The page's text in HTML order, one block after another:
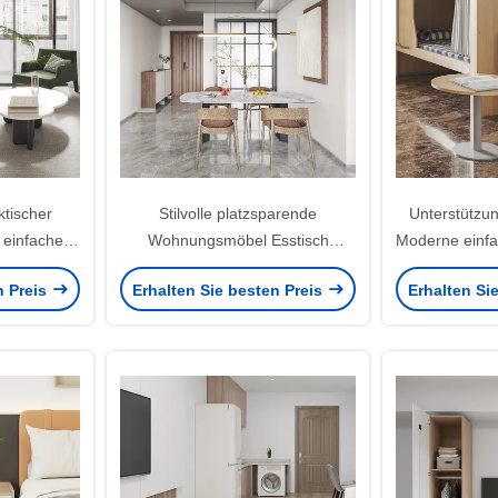
der
Preis
Stilvolle platzsparende
Wohnungsmöbel Esstisch
Unterstützung der Anpassung
Erhalten Sie besten Preis
Moderne
Erhalten